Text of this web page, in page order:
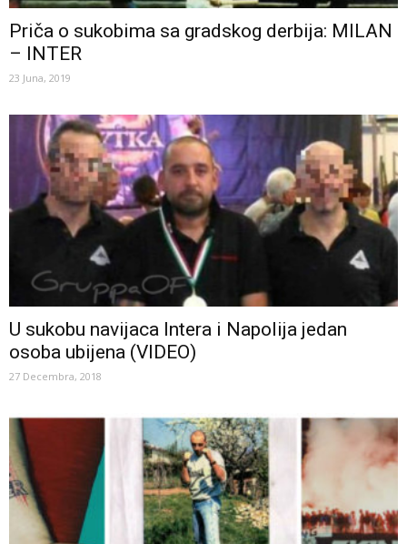
Priča o sukobima sa gradskog derbija: MILAN
– INTER
23 Juna, 2019
U sukobu navijaca Intera i Napolija jedan
osoba ubijena (VIDEO)
27 Decembra, 2018